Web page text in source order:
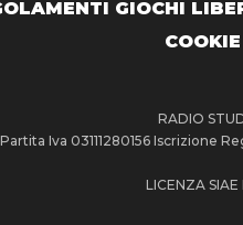
GIOCHI
RADIO
Iva 03111280156 Iscrizione
LICENZA